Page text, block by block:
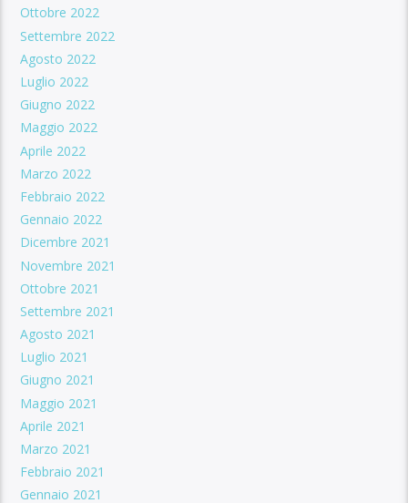
Ottobre 2022
Settembre 2022
Agosto 2022
Luglio 2022
Giugno 2022
Maggio 2022
Aprile 2022
Marzo 2022
Febbraio 2022
Gennaio 2022
Dicembre 2021
Novembre 2021
Ottobre 2021
Settembre 2021
Agosto 2021
Luglio 2021
Giugno 2021
Maggio 2021
Aprile 2021
Marzo 2021
Febbraio 2021
Gennaio 2021